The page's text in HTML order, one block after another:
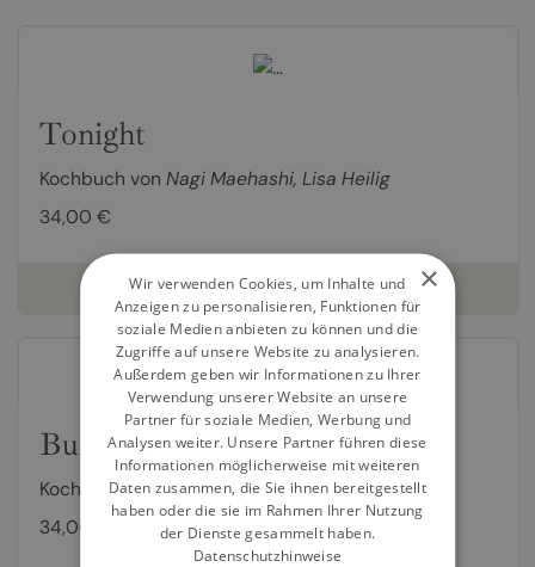
Tonight
Kochbuch von Nagi Maehashi, Lisa Heilig
34,00 €
weiterlesen
Bubala
Kochbuch vonMarc Summers,Lisa Heilig
34,00 €
×
Wir verwenden Cookies, um Inhalte und
Anzeigen zu personalisieren, Funktionen für
soziale Medien anbieten zu können und die
Zugriffe auf unsere Website zu analysieren.
Außerdem geben wir Informationen zu Ihrer
Verwendung unserer Website an unsere
Partner für soziale Medien, Werbung und
Analysen weiter. Unsere Partner führen diese
Informationen möglicherweise mit weiteren
Daten zusammen, die Sie ihnen bereitgestellt
haben oder die sie im Rahmen Ihrer Nutzung
der Dienste gesammelt haben.
Datenschutzhinweise